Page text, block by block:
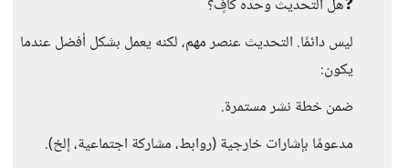
❓هل التحديث وحده كافٍ؟
ليس دائمًا. التحديث عنصر مهم، لكنه يعمل بشكل أفضل عندما
يكون:
ضمن خطة نشر مستمرة.
مدعومًا بإشارات خارجية (روابط، مشاركة اجتماعية، إلخ).